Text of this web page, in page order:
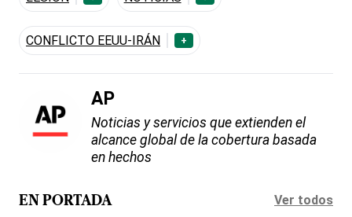
CONFLICTO EEUU-IRÁN +
AP
Noticias y servicios que extienden el
alcance global de la cobertura basada
en hechos
EN PORTADA Ver todos